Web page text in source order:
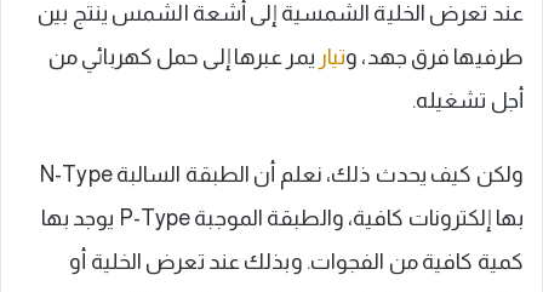
عند تعرض الخلية الشمسية إلى أشعة الشمس ينتج بين
طرفيها فرق جهد، وتيار يمر عبرها إلى حمل كهربائي من
أجل تشغيله.
ولكن كيف يحدث ذلك، نعلم أن الطبقة السالبة N-Type
بها إلكترونات كافية، والطبقة الموجبة P-Type يوجد بها
كمية كافية من الفجوات. وبذلك عند تعرض الخلية أو